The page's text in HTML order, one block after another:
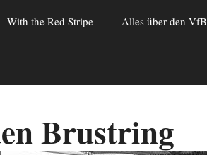
With the Red Stripe Alles über den VfB
Brustring